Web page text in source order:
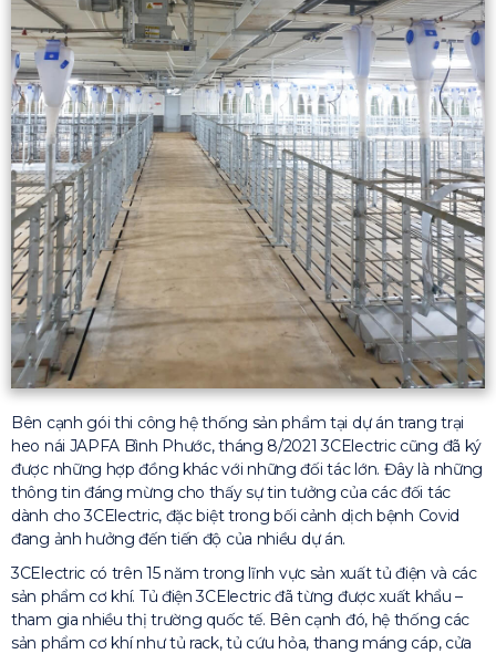
Bên cạnh gói thi công hệ thống sản phẩm tại dự án trang trại
heo nái JAPFA Bình Phước, tháng 8/2021 3CElectric cũng đã ký
được những hợp đồng khác với những đối tác lớn. Đây là những
thông tin đáng mừng cho thấy sự tin tưởng của các đối tác
dành cho 3CElectric, đặc biệt trong bối cảnh dịch bệnh Covid
đang ảnh hưởng đến tiến độ của nhiều dự án.
3CElectric có trên 15 năm trong lĩnh vực sản xuất tủ điện và các
sản phẩm cơ khí. Tủ điện 3CElectric đã từng được xuất khẩu –
tham gia nhiều thị trường quốc tế. Bên cạnh đó, hệ thống các
sản phẩm cơ khí như tủ rack, tủ cứu hỏa, thang máng cáp, cửa